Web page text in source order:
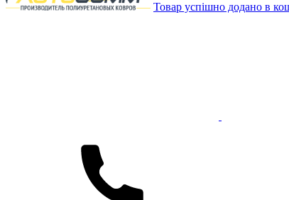
Товар успішно додано в